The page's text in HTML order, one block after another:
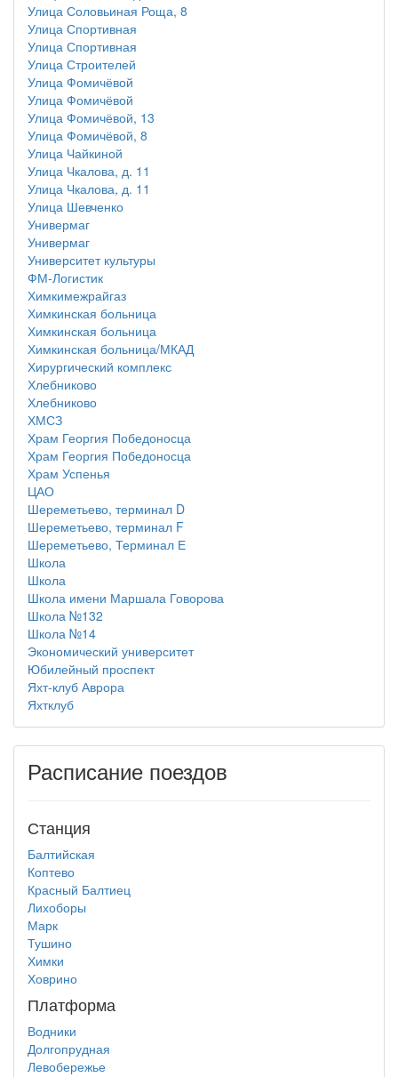
Улица Соловьиная Роща, 8
Улица Спортивная
Улица Спортивная
Улица Строителей
Улица Фомичёвой
Улица Фомичёвой
Улица Фомичёвой, 13
Улица Фомичёвой, 8
Улица Чайкиной
Улица Чкалова, д. 11
Улица Чкалова, д. 11
Улица Шевченко
Универмаг
Универмаг
Университет культуры
ФМ-Логистик
Химкимежрайгаз
Химкинская больница
Химкинская больница
Химкинская больница/МКАД
Хирургический комплекс
Хлебниково
Хлебниково
ХМСЗ
Храм Георгия Победоносца
Храм Георгия Победоносца
Храм Успенья
ЦАО
Шереметьево, терминал D
Шереметьево, терминал F
Шереметьево, Терминал Е
Школа
Школа
Школа имени Маршала Говорова
Школа №132
Школа №14
Экономический университет
Юбилейный проспект
Яхт-клуб Аврора
Яхтклуб
Расписание поездов
Станция
Балтийская
Коптево
Красный Балтиец
Лихоборы
Марк
Тушино
Химки
Ховрино
Платформа
Водники
Долгопрудная
Левобережье